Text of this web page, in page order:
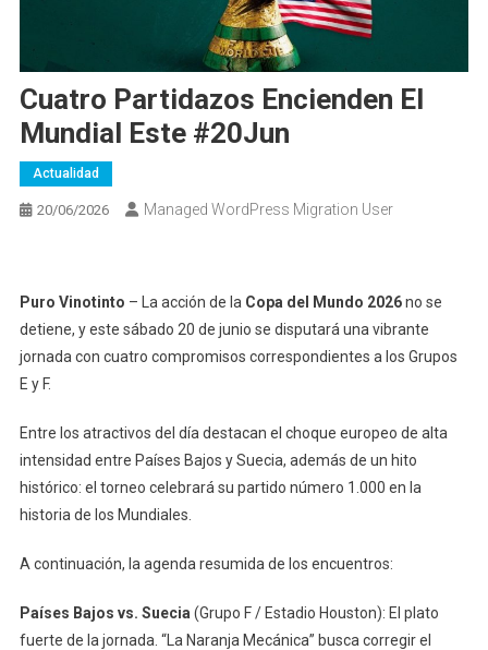
Cuatro Partidazos Encienden El
Mundial Este #20Jun
Actualidad
20/06/2026 Managed WordPress Migration User
Puro Vinotinto – La acción de la Copa del Mundo 2026no se
detiene, y este sábado 20 de junio se disputará una vibrante
jornada con cuatro compromisos correspondientes a los Grupos
E y F.
Entre los atractivos del día destacan el choque europeo de alta
intensidad entre Países Bajos y Suecia, además de un hito
histórico: el torneo celebrará su partido número 1.000 en la
historia de los Mundiales.
A continuación, la agenda resumida de los encuentros:
Países Bajos vs. Suecia (Grupo F / Estadio Houston): El plato
fuerte de la jornada. “La Naranja Mecánica” busca corregir el